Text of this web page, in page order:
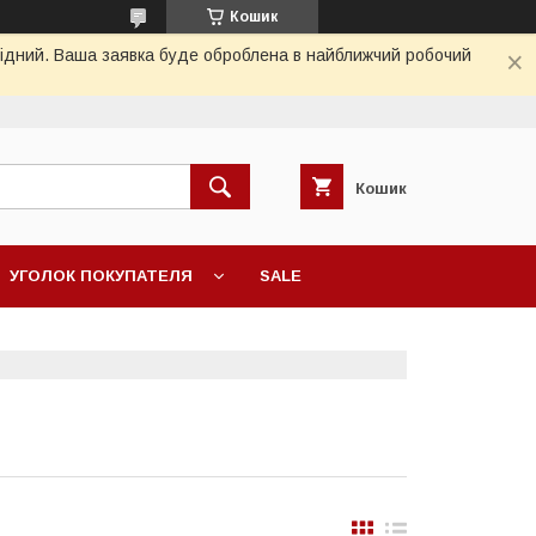
Кошик
Ваша заявка буде оброблена в найближчий робочий
Кошик
УГОЛОК ПОКУПАТЕЛЯ SALE